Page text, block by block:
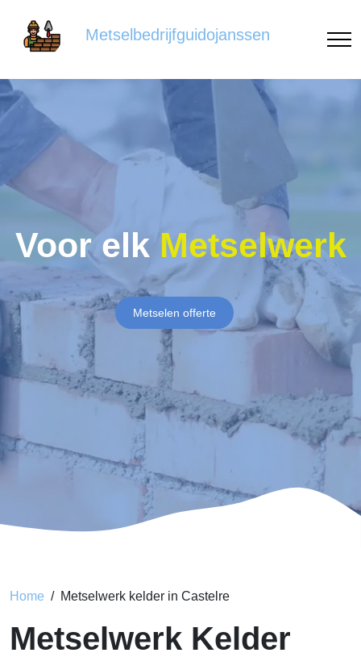
Metselbedrijfguidojanssen
Voor elk Metselwerk
Metselen offerte
Home Metselwerk kelder in Castelre
Metselwerk Kelder